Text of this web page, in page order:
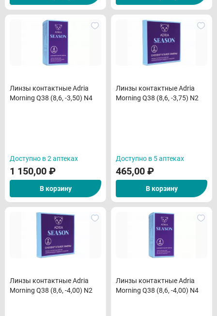
Линзы контактные Adria
Morning Q38 (8,6, -3,50) N4
Доступно в 2 аптеках
1 150,00 ₽
В корзину
Линзы контактные Adria
Morning Q38 (8,6, -3,75) N2
Доступно в 5 аптеках
465,00 ₽
В корзину
Линзы контактные Adria
Morning Q38 (8,6, -4,00) N2
Линзы контактные Adria
Morning Q38 (8,6, -4,00) N4